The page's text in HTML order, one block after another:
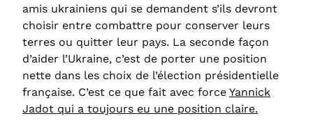
amis ukrainiens qui se demandent s’ils devront
choisir entre combattre pour conserver leurs
terres ou quitter leur pays. La seconde façon
d’aider l’Ukraine, c’est de porter une position
nette dans les choix de l’élection présidentielle
française. C’est ce que fait avec force Yannick
Jadot qui a toujours eu une position claire.